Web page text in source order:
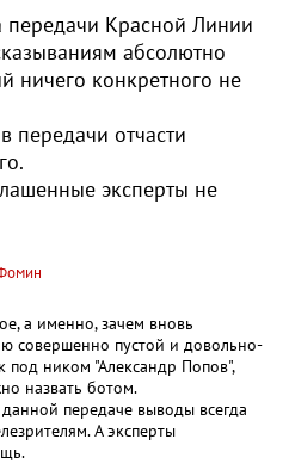
передачи Красной Линии
абсолютно
ничего конкретного не
передачи отчасти
эксперты не
а именно, зачем вновь
совершенно пустой и довольно-
под ником "Александр Попов",
назвать ботом.
передаче выводы всегда
А эксперты